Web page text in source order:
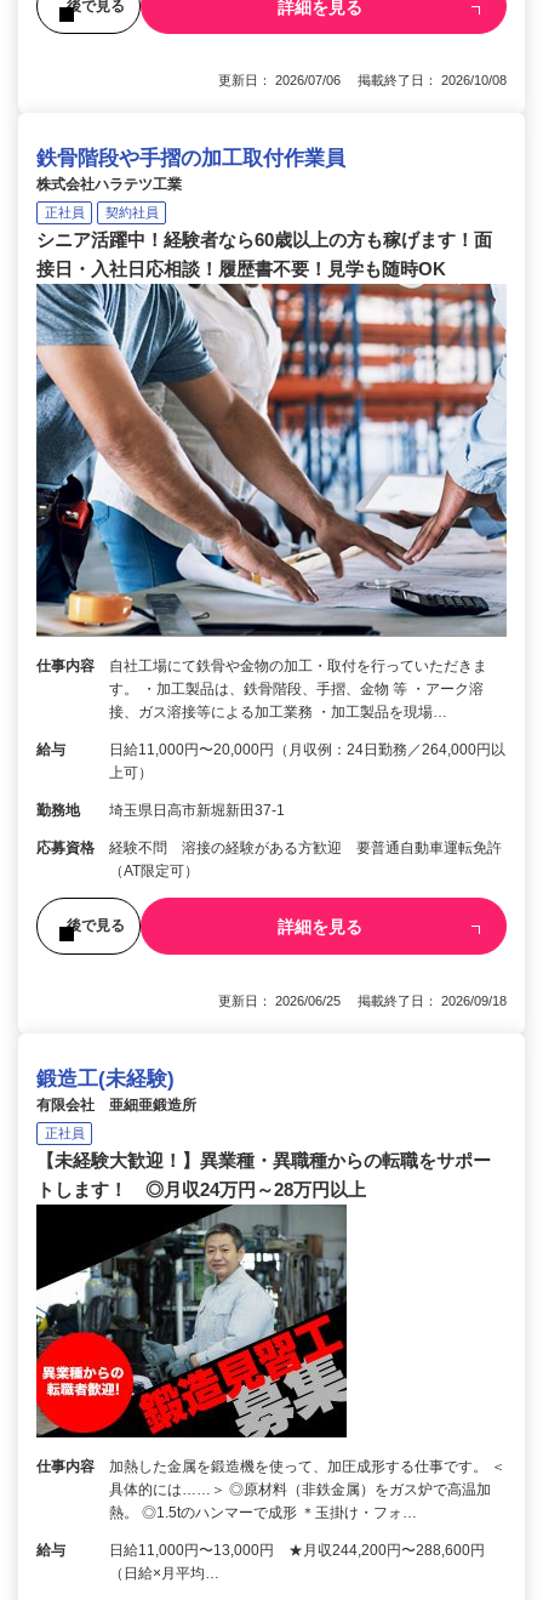
後で見る 詳細を見る
更新日： 2026/07/06 掲載終了日： 2026/10/08
鉄骨階段や手摺の加工取付作業員
株式会社ハラテツ工業
正社員 契約社員
シニア活躍中！経験者なら60歳以上の方も稼げます！面
接日・入社日応相談！履歴書不要！見学も随時OK
仕事内容
自社工場にて鉄骨や金物の加工・取付を行っていただきま
す。 ・加工製品は、鉄骨階段、手摺、金物 等 ・アーク溶
接、ガス溶接等による加工業務 ・加工製品を現場…
給与
日給11,000円〜20,000円（月収例：24日勤務／264,000円以
上可）
勤務地 埼玉県日高市新堀新田37-1
応募資格
経験不問 溶接の経験がある方歓迎 要普通自動車運転免許
（AT限定可）
後で見る 詳細を見る
更新日： 2026/06/25 掲載終了日： 2026/09/18
鍛造工(未経験)
有限会社 亜細亜鍛造所
正社員
【未経験大歓迎！】異業種・異職種からの転職をサポー
トします！ ◎月収24万円～28万円以上
仕事内容
加熱した金属を鍛造機を使って、加圧成形する仕事です。 ＜
具体的には……＞ ◎原材料（非鉄金属）をガス炉で高温加
熱。 ◎1.5tのハンマーで成形 ＊玉掛け・フォ…
給与
日給11,000円〜13,000円 ★月収244,200円〜288,600円
（日給×月平均…